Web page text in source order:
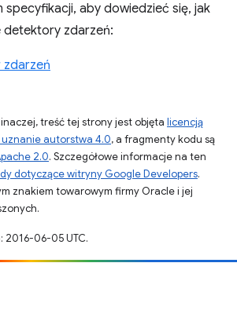
aby dowiedzieć się, jak
zdarzeń:
treść tej strony jest objęta licencją
autorstwa 4.0, a fragmenty kodu są
2.0. Szczegółowe informacje na ten
dotyczące witryny Google Developers.
znakiem towarowym firmy Oracle i jej
06-05 UTC.